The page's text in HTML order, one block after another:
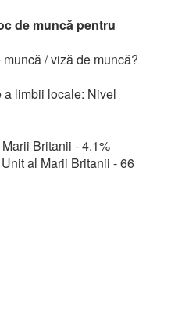
de muncă pentru
/ viză de muncă?
a limbii locale: Nivel
Britanii - 4.1%
al Marii Britanii - 66